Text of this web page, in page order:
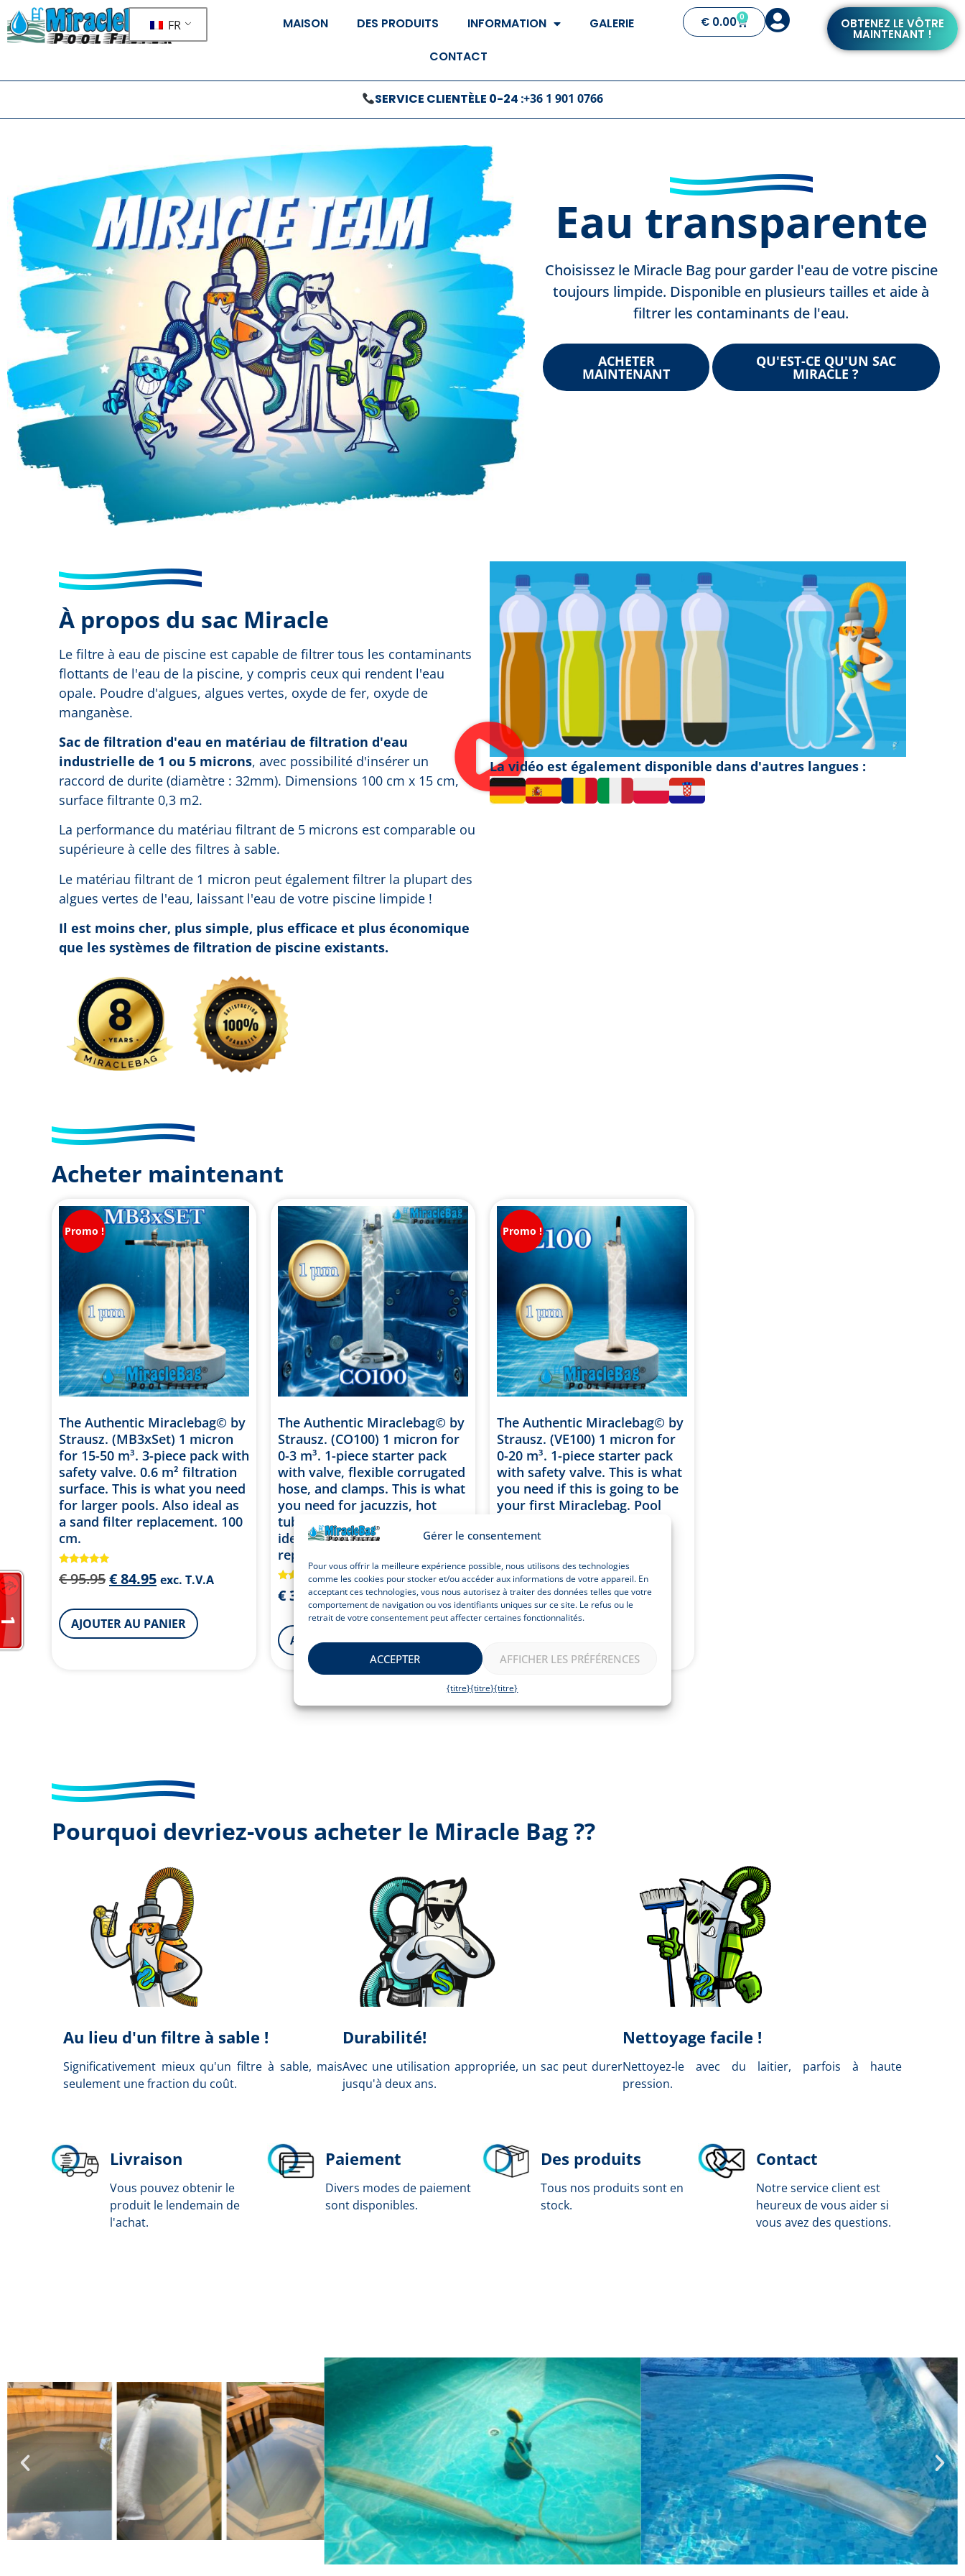
Gérer le consentement
Pour vous offrir la meilleure expérience possible, nous utilisons des technologies
comme les cookies pour stocker et/ou accéder aux informations de votre appareil. En
acceptant ces technologies, vous nous autorisez à traiter des données telles que votre
comportement de navigation ou vos identifiants uniques sur ce site. Le refus ou le
retrait de votre consentement peut affecter certaines fonctionnalités.
ACCEPTER AFFICHER LES PRÉFÉRENCES
{titre}{titre}{titre}
FR MAISON DES PRODUITS INFORMATION
GALERIE
CONTACT
€0.00 0 OBTENEZ LE VÔTRE
MAINTENANT !
SERVICE CLIENTÈLE 0-24 :+36 1 901 0766
Eau transparente
Choisissez le Miracle Bag pour garder l'eau de votre piscine
toujours limpide. Disponible en plusieurs tailles et aide à
filtrer les contaminants de l'eau.
ACHETER
MAINTENANT
QU'EST-CE QU'UN SAC
MIRACLE ?
À propos du sac Miracle
Le filtre à eau de piscine est capable de filtrer tous les contaminants
flottants de l'eau de la piscine, y compris ceux qui rendent l'eau
opale. Poudre d'algues, algues vertes, oxyde de fer, oxyde de
manganèse.
Sac de filtration d'eau en matériau de filtration d'eau
industrielle de 1 ou 5 microns, avec possibilité d'insérer un
raccord de durite (diamètre : 32mm). Dimensions 100 cm x 15 cm,
surface filtrante 0,3 m2.
La performance du matériau filtrant de 5 microns est comparable ou
supérieure à celle des filtres à sable.
Le matériau filtrant de 1 micron peut également filtrer la plupart des
algues vertes de l'eau, laissant l'eau de votre piscine limpide !
Il est moins cher, plus simple, plus efficace et plus économique
que les systèmes de filtration de piscine existants.
La vidéo est également disponible dans d'autres langues :
Acheter maintenant
Promo !
The Authentic Miraclebag© by
Strausz. (MB3xSet) 1 micron
for 15-50 m³. 3-piece pack with
safety valve. 0.6 m² filtration
surface. This is what you need
for larger pools. Also ideal as
a sand filter replacement. 100
cm.
Note
5.00
€95.95€84.95 exc. T.V.A
AJOUTER AU PANIER
The Authentic Miraclebag© by
Strausz. (CO100) 1 micron for
0-3 m³. 1-piece starter pack
with valve, flexible corrugated
hose, and clamps. This is what
you need for jacuzzis, hot
tubs, and kids’ pools. Also
ideal as a sand filter
replacement. 100 cm.
Note
5.00
€39.95 exc. T.V.A
AJOUTER AU PANIER
Promo !
The Authentic Miraclebag© by
Strausz. (VE100) 1 micron for
0-20 m³. 1-piece starter pack
with safety valve. This is what
you need if this is going to be
your first Miraclebag. Pool
sand filter replacement. 100
Note
5.00
sur 5
€39.95€35.95 exc. T.V.A
Pourquoi devriez-vous acheter le Miracle Bag ??
Au lieu d'un filtre à sable !
Significativement mieux qu'un filtre à sable, mais
seulement une fraction du coût.
Durabilité!
Avec une utilisation appropriée, un sac peut durer
jusqu'à deux ans.
Nettoyage facile !
Nettoyez-le avec du laitier, parfois à haute
pression.
Livraison
Vous pouvez obtenir le
produit le lendemain de
l'achat.
Paiement
Divers modes de paiement
sont disponibles.
Des produits
Tous nos produits sont en
stock.
Contact
Notre service client est
heureux de vous aider si
vous avez des questions.